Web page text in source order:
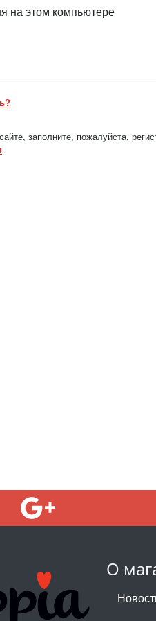
на этом компьютере
заполните, пожалуйста,
О